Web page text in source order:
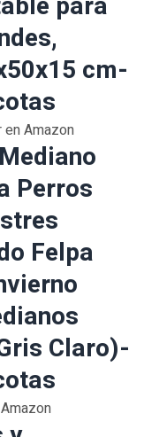
cm-
en Amazon
Perros
Felpa
Claro)-